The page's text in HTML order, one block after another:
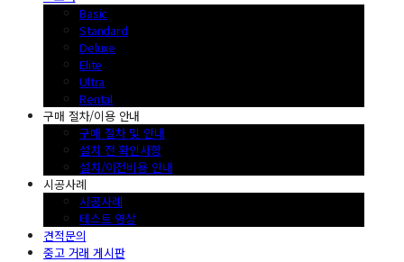
Basic
Standard
Deluxe
Elite
Ultra
Rental
구매 절차/이용 안내
구매 절차 및 안내
설치 전 확인사항
설치/이전비용 안내
시공사례
시공사례
테스트 영상
견적문의
중고 거래 게시판